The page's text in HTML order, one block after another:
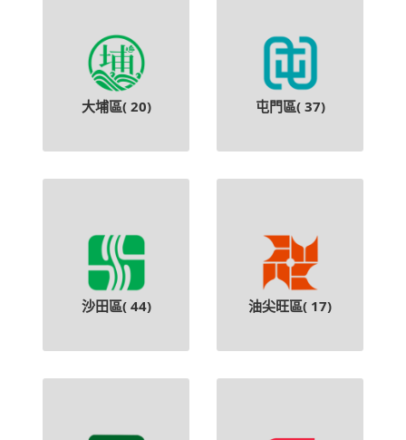
大埔區( 20) 屯門區( 37)
沙田區( 44) 油尖旺區( 17)